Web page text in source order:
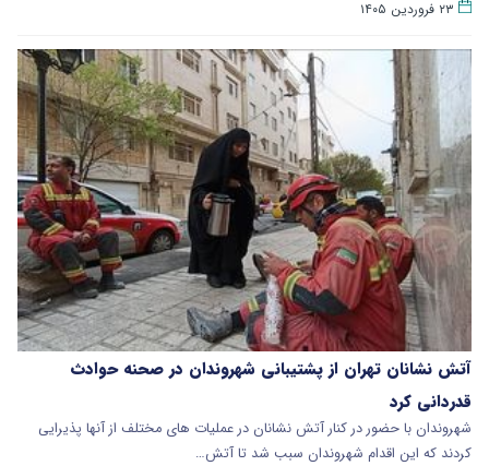
۲۳ فروردین ۱۴۰۵
آتش نشانان تهران از پشتیبانی شهروندان در صحنه حوادث
قدردانی کرد
شهروندان با حضور در کنار آتش نشانان در عملیات های مختلف از آنها پذیرایی
کردند که این اقدام شهروندان سبب شد تا آتش…